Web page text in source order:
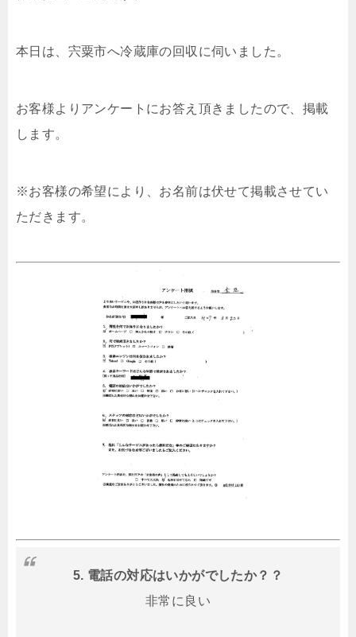
本日は、宍粟市へ冷蔵庫の回収に伺いました。
お客様よりアンケートにお答え頂きましたので、掲載
します。
※お客様の希望により、お名前は伏せて掲載させてい
ただきます。
5. 電話の対応はいかがでしたか？？
非常に良い